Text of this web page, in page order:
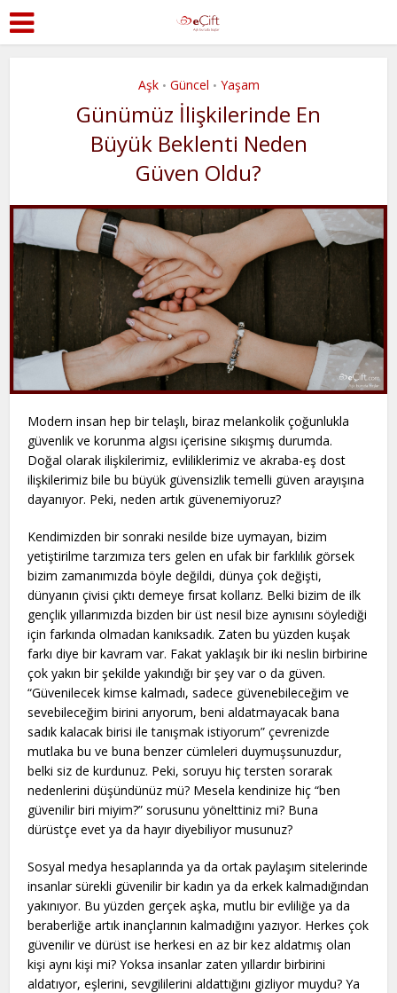
Aşk • Güncel • Yaşam
Günümüz İlişkilerinde En
Büyük Beklenti Neden
Güven Oldu?
Modern insan hep bir telaşlı, biraz melankolik çoğunlukla
güvenlik ve korunma algısı içerisine sıkışmış durumda.
Doğal olarak ilişkilerimiz, evliliklerimiz ve akraba-eş dost
ilişkilerimiz bile bu büyük güvensizlik temelli güven arayışına
dayanıyor. Peki, neden artık güvenemiyoruz?
Kendimizden bir sonraki nesilde bize uymayan, bizim
yetiştirilme tarzımıza ters gelen en ufak bir farklılık görsek
bizim zamanımızda böyle değildi, dünya çok değişti,
dünyanın çivisi çıktı demeye fırsat kollarız. Belki bizim de ilk
gençlik yıllarımızda bizden bir üst nesil bize aynısını söylediği
için farkında olmadan kanıksadık. Zaten bu yüzden kuşak
farkı diye bir kavram var. Fakat yaklaşık bir iki neslin birbirine
çok yakın bir şekilde yakındığı bir şey var o da güven.
“Güvenilecek kimse kalmadı, sadece güvenebileceğim ve
sevebileceğim birini arıyorum, beni aldatmayacak bana
sadık kalacak birisi ile tanışmak istiyorum” çevrenizde
mutlaka bu ve buna benzer cümleleri duymuşsunuzdur,
belki siz de kurdunuz. Peki, soruyu hiç tersten sorarak
nedenlerini düşündünüz mü? Mesela kendinize hiç “ben
güvenilir biri miyim?” sorusunu yönelttiniz mi? Buna
dürüstçe evet ya da hayır diyebiliyor musunuz?
Sosyal medya hesaplarında ya da ortak paylaşım sitelerinde
insanlar sürekli güvenilir bir kadın ya da erkek kalmadığından
yakınıyor. Bu yüzden gerçek aşka, mutlu bir evliliğe ya da
beraberliğe artık inançlarının kalmadığını yazıyor. Herkes çok
güvenilir ve dürüst ise herkesi en az bir kez aldatmış olan
kişi aynı kişi mi? Yoksa insanlar zaten yıllardır birbirini
aldatıyor, eşlerini, sevgililerini aldattığını gizliyor muydu? Ya